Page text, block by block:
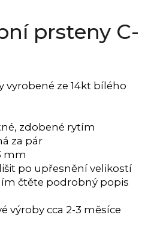
prsteny C-
vyrobené ze 14kt bílého
zdobené rytím
za pár
mm
po upřesnění velikostí
čtěte podrobný popis
výroby cca 2-3 měsíce